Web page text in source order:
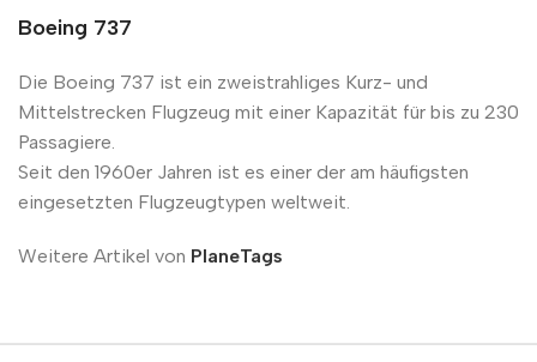
Boeing 737
Die Boeing 737 ist ein zweistrahliges Kurz- und
Mittelstrecken Flugzeug mit einer Kapazität für bis zu 230
Passagiere.
Seit den 1960er Jahren ist es einer der am häufigsten
eingesetzten Flugzeugtypen weltweit.
Weitere Artikel von PlaneTags